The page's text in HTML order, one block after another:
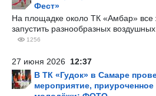
Фест»
На площадке около ТК «Амбар»
запустить разнообразных
1256
27 июня 2026 12:37
В ТК «Гудок» в Самаре
мероприятие,